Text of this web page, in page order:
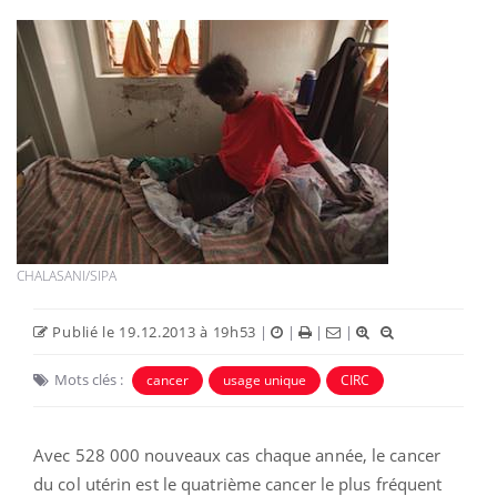
CHALASANI/SIPA
Publié le 19.12.2013 à 19h53 | | | |
Mots clés : cancer usage unique CIRC
Avec 528 000 nouveaux cas chaque année, le cancer
du col utérin est le quatrième cancer le plus fréquent